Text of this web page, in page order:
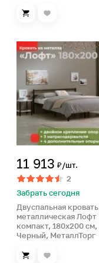
11 913 ₽/шт.
2
Забрать сегодня
Двуспальная кровать
металлическая Лофт
компакт, 180х200 см,
Черный, МеталлТорг